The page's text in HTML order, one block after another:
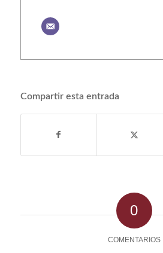
Compartir esta entrada
0
COMENTARIOS